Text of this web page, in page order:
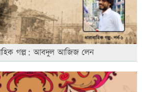
গল্প: আবদুল আজিজ লেন